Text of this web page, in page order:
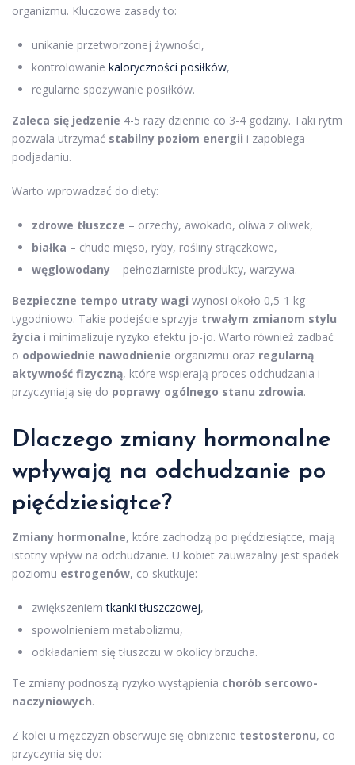
organizmu. Kluczowe zasady to:
unikanie przetworzonej żywności,
kontrolowanie kaloryczności posiłków,
regularne spożywanie posiłków.
Zaleca się jedzenie 4-5 razy dziennie co 3-4 godziny. Taki rytm
pozwala utrzymać stabilny poziom energii i zapobiega
podjadaniu.
Warto wprowadzać do diety:
zdrowe tłuszcze – orzechy, awokado, oliwa z oliwek,
białka – chude mięso, ryby, rośliny strączkowe,
węglowodany – pełnoziarniste produkty, warzywa.
Bezpieczne tempo utraty wagi wynosi około 0,5-1 kg
tygodniowo. Takie podejście sprzyja trwałym zmianom stylu
życia i minimalizuje ryzyko efektu jo-jo. Warto również zadbać
o odpowiednie nawodnienie organizmu oraz regularną
aktywność fizyczną, które wspierają proces odchudzania i
przyczyniają się do poprawy ogólnego stanu zdrowia.
Dlaczego zmiany hormonalne
wpływają na odchudzanie po
pięćdziesiątce?
Zmiany hormonalne, które zachodzą po pięćdziesiątce, mają
istotny wpływ na odchudzanie. U kobiet zauważalny jest spadek
poziomu estrogenów, co skutkuje:
zwiększeniemtkanki tłuszczowej,
spowolnieniem metabolizmu,
odkładaniem się tłuszczu w okolicy brzucha.
Te zmiany podnoszą ryzyko wystąpienia chorób sercowo-
naczyniowych.
Z kolei u mężczyzn obserwuje się obniżenie testosteronu, co
przyczynia się do: